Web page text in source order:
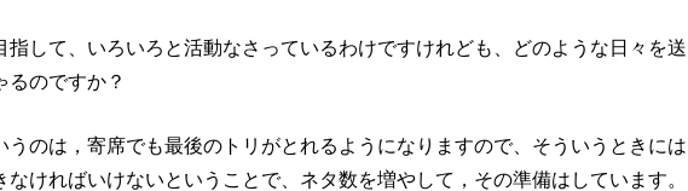
指して、いろいろと活動なさっているわけですけれども、どのような日々を送
るのですか？
うのは，寄席でも最後のトリがとれるようになりますので、そういうときには
なければいけないということで、ネタ数を増やして，その準備はしています。